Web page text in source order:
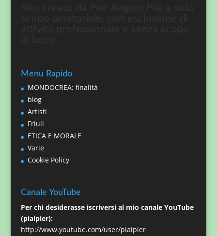
Menu Rapido
MONDOCREA: finalità
blog
Artisti
Friuli
ETICA E MORALE
Varie
Cookie Policy
Canale YouTube
Per chi desiderasse iscriversi al mio canale YouTube
(piaipier):
http://www.youtube.com/user/piaipier